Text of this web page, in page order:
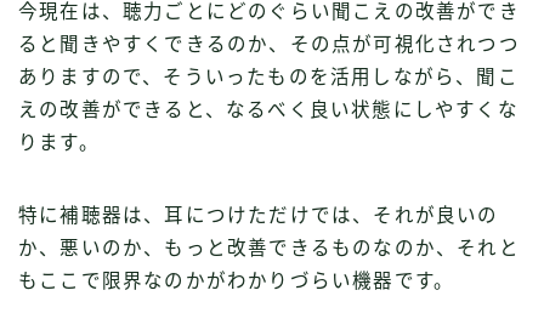
今現在は、聴力ごとにどのぐらい聞こえの改善ができ
ると聞きやすくできるのか、その点が可視化されつつ
ありますので、そういったものを活用しながら、聞こ
えの改善ができると、なるべく良い状態にしやすくな
ります。
特に補聴器は、耳につけただけでは、それが良いの
か、悪いのか、もっと改善できるものなのか、それと
もここで限界なのかがわかりづらい機器です。